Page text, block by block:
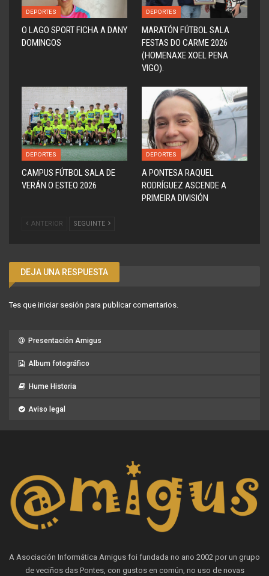
DEPORTES
O LAGO SPORT FICHA A DANY
DOMINGOS
DEPORTES
MARATÓN FÚTBOL SALA
FESTAS DO CARME 2026
(HOMENAXE XOEL PENA
VIGO).
DEPORTES
CAMPUS FÚTBOL SALA DE
VERÁN O ESTEO 2026
DEPORTES
A PONTESA RAQUEL
RODRÍGUEZ ASCENDE A
PRIMEIRA DIVISIÓN
ANTERIOR SEGUINTE
DEJA UNA RESPUESTA
Tes que iniciar sesión para publicar comentarios.
Presentación Amigus
Album fotográfico
Hume Historia
Aviso legal
A Asociación Informática Amigus foi fundada no ano 2002 por un grupo
de veciños das Pontes, con gustos en común, no uso de novas